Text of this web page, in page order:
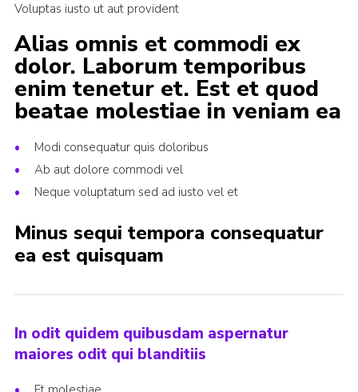
Voluptas iusto ut aut provident
Alias omnis et commodi ex
dolor. Laborum temporibus
enim tenetur et. Est et quod
beatae molestiae in veniam ea
Modi consequatur quis doloribus
Ab aut dolore commodi vel
Neque voluptatum sed ad iusto vel et
Minus sequi tempora consequatur
ea est quisquam
In odit quidem quibusdam aspernatur
maiores odit qui blanditiis